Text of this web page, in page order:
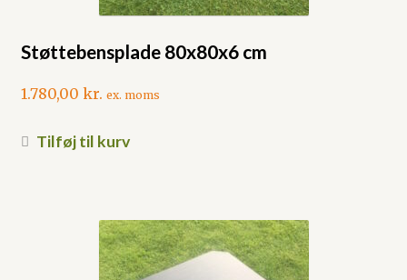
Støttebensplade 80x80x6 cm
1.780,00 kr. ex. moms
Tilføj til kurv